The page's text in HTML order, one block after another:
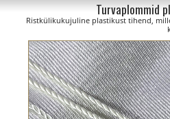
Turvaplommid
Ristkülikukujuline plastikust tihend,